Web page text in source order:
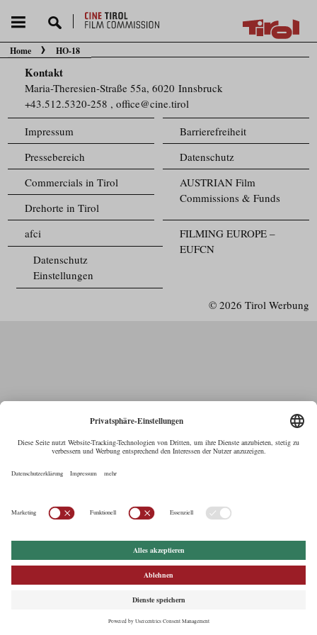
Sie befinden sich hier:
Home HO-18
Kontakt
Maria-Theresien-Straße 55a, 6020 Innsbruck
+43.512.5320-258 ,office@cine.tirol
Impressum
Barrierefreiheit
Pressebereich
Datenschutz
Commercials in Tirol
AUSTRIAN Film
Commissions & Funds
Drehorte in Tirol
FILMING EUROPE –
EUFCN
afci
Datenschutz
Einstellungen
© 2026 Tirol Werbung